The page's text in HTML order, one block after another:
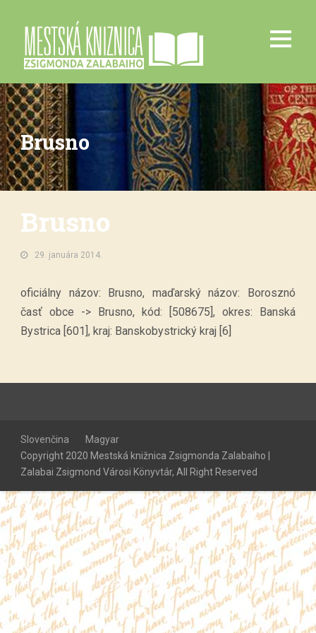
Brusno
Brusno
29. januára 2014.
oficiálny názov: Brusno, maďarský názov: Borosznó
časť obce -> Brusno, kód: [508675], okres: Banská
Bystrica [601], kraj: Banskobystrický kraj [6]
Slovenčina
Magyar
Copyright 2020 Mestská knižnica Zsigmonda Zalabaiho |
Zalabai Zsigmond Városi Könyvtár, All Right Reserved